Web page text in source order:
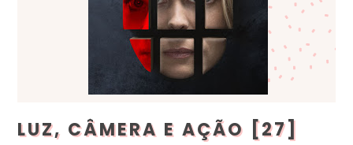
LUZ, CÂMERA E AÇÃO [27]